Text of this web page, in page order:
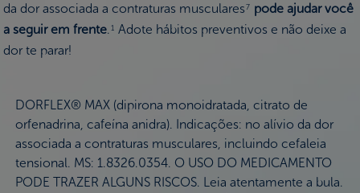
da dor associada a contraturas musculares7 pode ajudar você
a seguir em frente.1 Adote hábitos preventivos e não deixe a
dor te parar!
DORFLEX® MAX (dipirona monoidratada, citrato de
orfenadrina, cafeína anidra). Indicações: no alívio da dor
associada a contraturas musculares, incluindo cefaleia
tensional. MS: 1.8326.0354. O USO DO MEDICAMENTO
PODE TRAZER ALGUNS RISCOS. Leia atentamente a bula.